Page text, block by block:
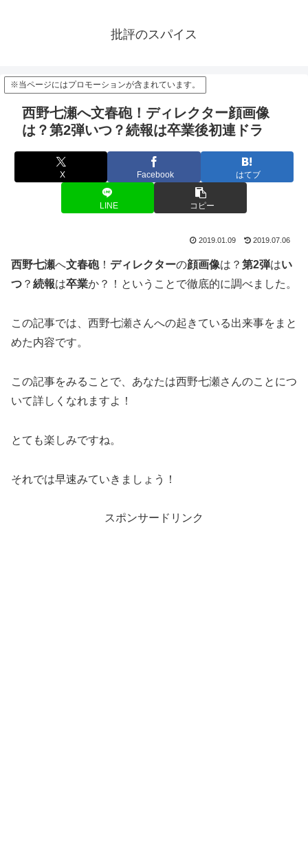
批評のスパイス
※当ページにはプロモーションが含まれています。
西野七瀬へ文春砲！ディレクター顔画像
は？第2弾いつ？続報は卒業後初連ドラ
X Facebook はてブ
LINE コピー
2019.01.09 2019.07.06
西野七瀬へ文春砲！ ディレクターの顔画像は？ 第2弾はい
つ ？ 続報は卒業か？！ということで徹底的に調べました。
この記事では、西野七瀬さんへの起きている出来事をまと
めた内容です。
この記事をみることで、あなたは西野七瀬さんのことにつ
いて詳しくなれますよ！
とても楽しみですね。
それでは早速みていきましょう！
スポンサードリンク